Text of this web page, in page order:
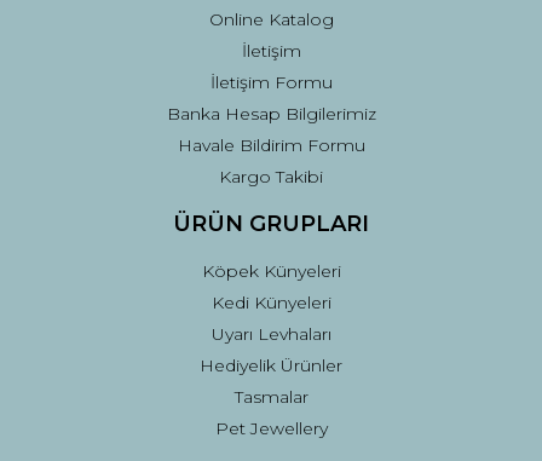
Gönder
Online Katalog
İletişim
İletişim Formu
Banka Hesap Bilgilerimiz
Havale Bildirim Formu
Kargo Takibi
ÜRÜN GRUPLARI
Köpek Künyeleri
Kedi Künyeleri
Uyarı Levhaları
Hediyelik Ürünler
Tasmalar
Pet Jewellery